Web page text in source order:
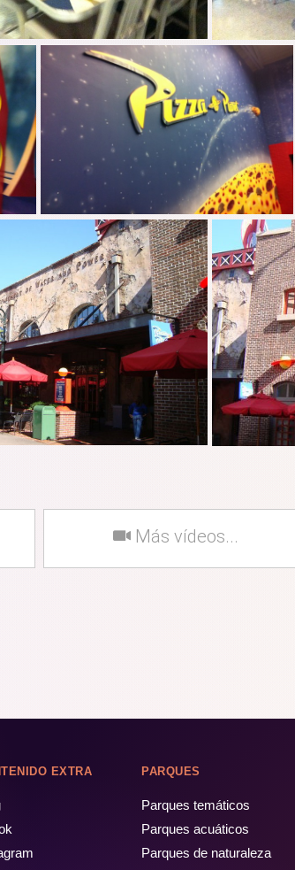
Más vídeos...
EXTRA PARQUES
Parques temáticos
Parques acuáticos
Parques de naturaleza